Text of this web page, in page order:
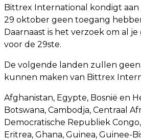
Bittrex International kondigt
29 oktober geen toegang
Daarnaast is het verzoek om al
voor de 29ste.
De volgende landen zullen
kunnen maken van Bittrex
Afghanistan, Egypte, Bosnië en
Botswana, Cambodja, Centraal
Democratische Republiek
Eritrea, Ghana, Guinea, Guinee-